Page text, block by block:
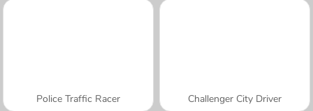
Police Traffic Racer Challenger City Driver